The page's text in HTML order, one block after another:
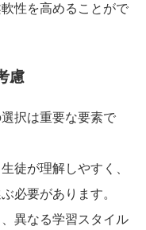
性を高めることがで
慮
択は重要な要素で
徒が理解しやすく、
必要があります。
異なる学習スタイル